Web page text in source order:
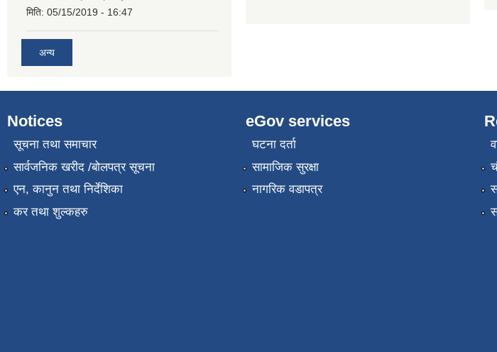
मिति: 05/15/2019 - 16:47
अन्य
Notices
सूचना तथा समाचार
सार्वजनिक खरीद /बोलपत्र सूचना
एन, कानुन तथा निर्देशिका
कर तथा शुल्कहरु
eGov services
घटना दर्ता
सामाजिक सुरक्षा
नागरिक वडापत्र